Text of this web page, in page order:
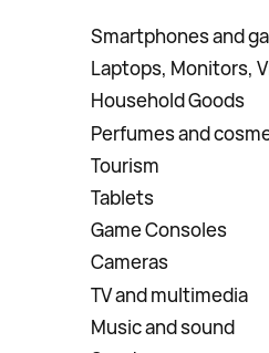
Smartphones and
Laptops, Monitors,
Household Goods
Perfumes and
Tourism
Tablets
Game Consoles
Cameras
TV and multimedia
Music and sound